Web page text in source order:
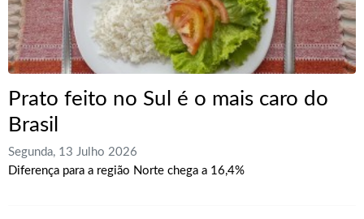
Prato feito no Sul é o mais caro do
Brasil
Segunda, 13 Julho 2026
Diferença para a região Norte chega a 16,4%